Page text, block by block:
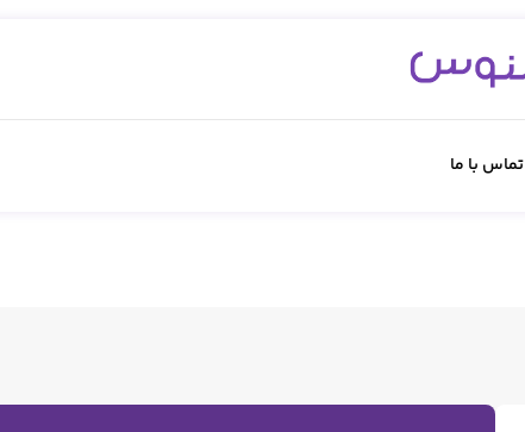
تماس با ما